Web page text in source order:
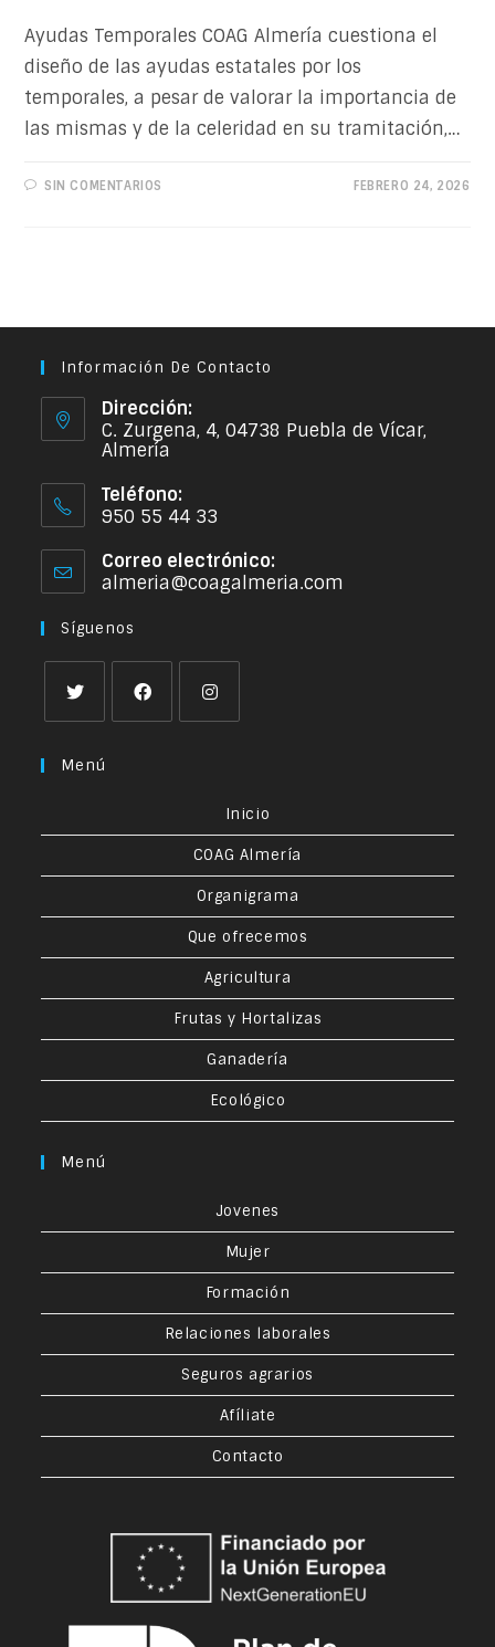
Ayudas Temporales COAG Almería cuestiona el
diseño de las ayudas estatales por los
temporales, a pesar de valorar la importancia de
las mismas y de la celeridad en su tramitación,…
SIN COMENTARIOS FEBRERO 24, 2026
Información De Contacto
Dirección:
C. Zurgena, 4, 04738 Puebla de Vícar,
Almería
Teléfono:
950 55 44 33
Correo electrónico:
almeria@coagalmeria.com
Síguenos
Menú
Inicio
COAG Almería
Organigrama
Que ofrecemos
Agricultura
Frutas y Hortalizas
Ganadería
Ecológico
Menú
Jovenes
Mujer
Formación
Relaciones laborales
Seguros agrarios
Afíliate
Contacto